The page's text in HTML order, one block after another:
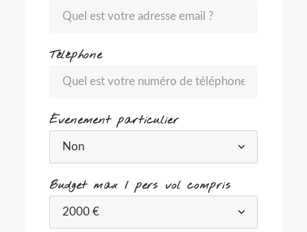
Téléphone
Évenement particulier
Budget max / pers vol compris